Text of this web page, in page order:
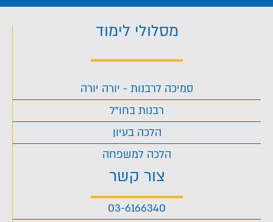
מסלולי לימוד
סמיכה לרבנות - יורה יורה
רבנות בחו"ל
הלכה בעיון
הלכה למשפחה
צור קשר
03-6166340